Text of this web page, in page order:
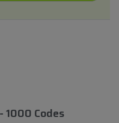
1000 Codes